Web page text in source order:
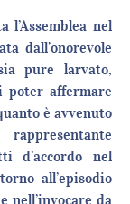
nel
dall’onorevole
pure larvato,
poter affermare
è avvenuto
d’accordo nel
all’episodio
nell’invocare da